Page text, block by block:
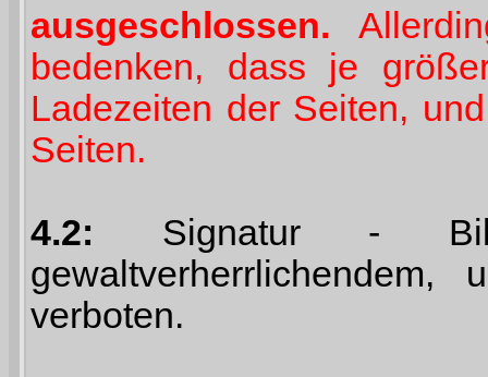
ausgeschlossen.
bedenken, dass je
Ladezeiten der Seiten,
Seiten.
4.2: Signatur -
verboten.